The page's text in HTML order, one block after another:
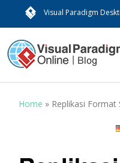
Visual Paradigm
Home » Replikasi